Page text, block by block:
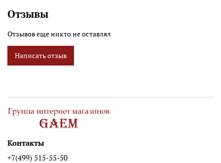
Отзывы
Отзывов еще никто не оставлял
Написать отзыв
Контакты
+7(499) 515-55-50